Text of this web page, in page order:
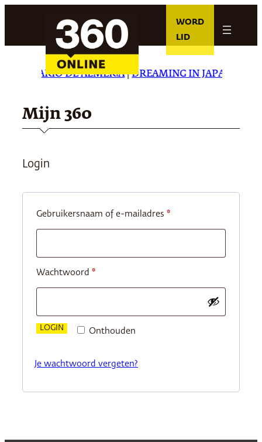
WORD
LID
EL DIARIO DE ALMERÍA|DREAMING IN JAPANESE
Mijn 360
Login
Gebruikersnaam of e-mailadres *Vereist
Wachtwoord *Vereist
Onthouden
LOGIN
Je wachtwoord vergeten?